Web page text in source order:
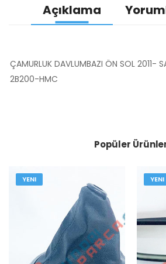
Açıklama
ÇAMURLUK DAVLUMBAZI ÖN SOL 2011-
2B200-HMC
Popüler
YENI YENI